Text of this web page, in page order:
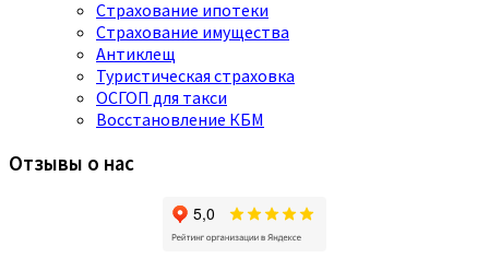
Страхование ипотеки
Страхование имущества
Антиклещ
Туристическая страховка
ОСГОП для такси
Восстановление КБМ
Отзывы о нас